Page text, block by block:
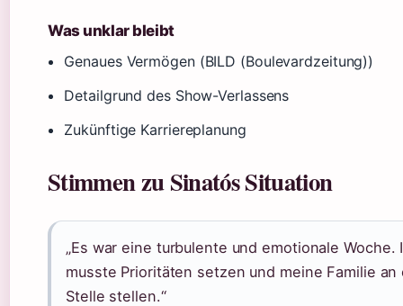
Was unklar bleibt
Genaues Vermögen (BILD (Boulevardzeitung))
Detailgrund des Show-Verlassens
Zukünftige Karriereplanung
Stimmen zu Sinatós Situation
„Es war eine turbulente und emotionale Woche.
musste Prioritäten setzen und meine Familie an
Stelle stellen.“